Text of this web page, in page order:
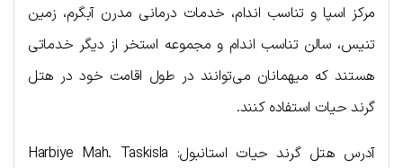
مرکز اسپا و تناسب اندام، خدمات درمانی مدرن آبگرم، زمین
تنیس، سالن تناسب اندام و مجموعه استخر از دیگر خدماتی
هستند که میهمانان می‌توانند در طول اقامت خود در هتل
گرند حیات استفاده کنند.
آدرس هتل گرند حیات استانبول: Harbiye Mah. Taskisla